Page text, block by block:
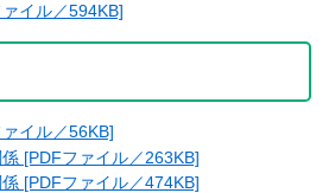
イル／594KB]
イル／56KB]
[PDFファイル／263KB]
[PDFファイル／474KB]